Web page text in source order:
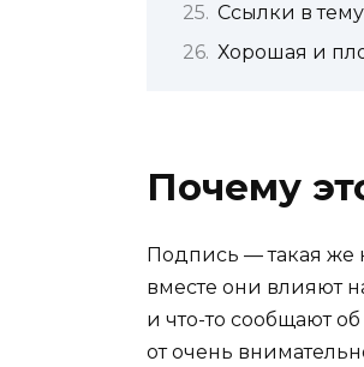
Ссылки в тему
Хорошая и
Почему
Подпись — такая же
вместе они влияют
и что-то сообщают
от очень